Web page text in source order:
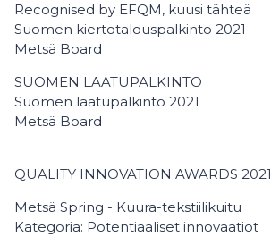
Recognised by EFQM, kuusi tähteä
Suomen kiertotalouspalkinto 2021
Metsä Board
SUOMEN LAATUPALKINTO
Suomen laatupalkinto 2021
Metsä Board
QUALITY INNOVATION AWARDS 2021
Metsä Spring - Kuura-tekstiilikuitu
Kategoria: Potentiaaliset innovaatiot